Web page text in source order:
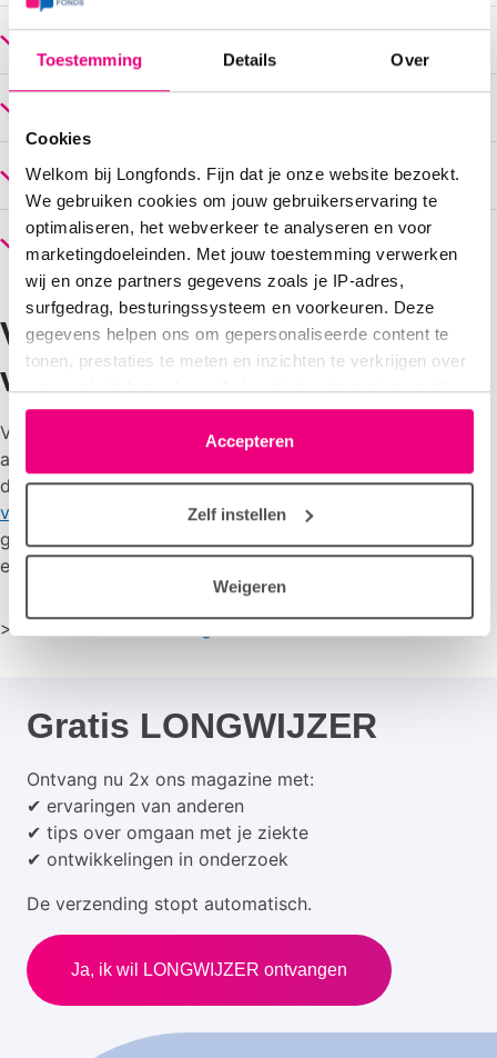
Toestemming Details Over
Cookies
Welkom bij Longfonds. Fijn dat je onze website bezoekt.
We gebruiken cookies om jouw gebruikerservaring te
optimaliseren, het webverkeer te analyseren en voor
marketingdoeleinden. Met jouw toestemming verwerken
wij en onze partners gegevens zoals je IP-adres,
surfgedrag, besturingssysteem en voorkeuren. Deze
gegevens helpen ons om gepersonaliseerde content te
tonen, prestaties te meten en inzichten te verkrijgen over
onze websitebezoekers. Je kunt je toestemming op elk
moment wijzigen of intrekken via het cookie-icoontje
linksonder elke pagina. De lijst met partners is te vinden
in het tabblad “details”.
Accepteren
Zelf instellen
Weigeren
Astma en veganist?
Overgewicht en astma?
Vergoedingen vanuit de
verzekering
Vanuit de zorgverzekering gelden er verschillende
afspraken over vergoedingen voor bijvoorbeeld
dieetvoeding. Op onzepagina over zorgverzekeringen en
vergoedingen
hierover lees je over vergoedingen bij een
gezondheidscursus, zelfmanagement, dieetadvies
en dieetvoeding.
>
Gratis LONGWIJZER
Ontvang nu 2x ons magazine met:
✔ ervaringen van anderen
✔ tips over omgaan met je ziekte
✔ ontwikkelingen in onderzoek
De verzending stopt automatisch.
Ja, ik wil LONGWIJZER ontvangen